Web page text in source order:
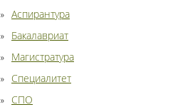
Аспирантура
Бакалавриат
Магистратура
Специалитет
СПО